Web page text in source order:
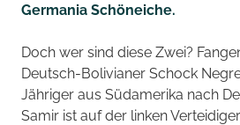
Germania Schöneiche.
Doch wer sind diese Zwei?
Deutsch-Bolivianer Schock
Jähriger aus Südamerika nach
Samir ist auf der linken